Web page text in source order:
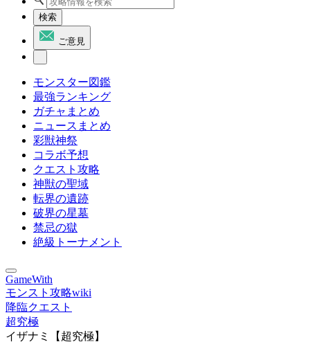
検索
ご意見
モンスター図鑑
最強ランキング
ガチャまとめ
ニュースまとめ
彩獣神祭
コラボ予想
クエスト攻略
神獣の聖域
転界の遺跡
破界の星墓
禁忌の獄
絶級トーナメント
GameWith
モンスト攻略wiki
降臨クエスト
超究極
イザナミ【超究極】